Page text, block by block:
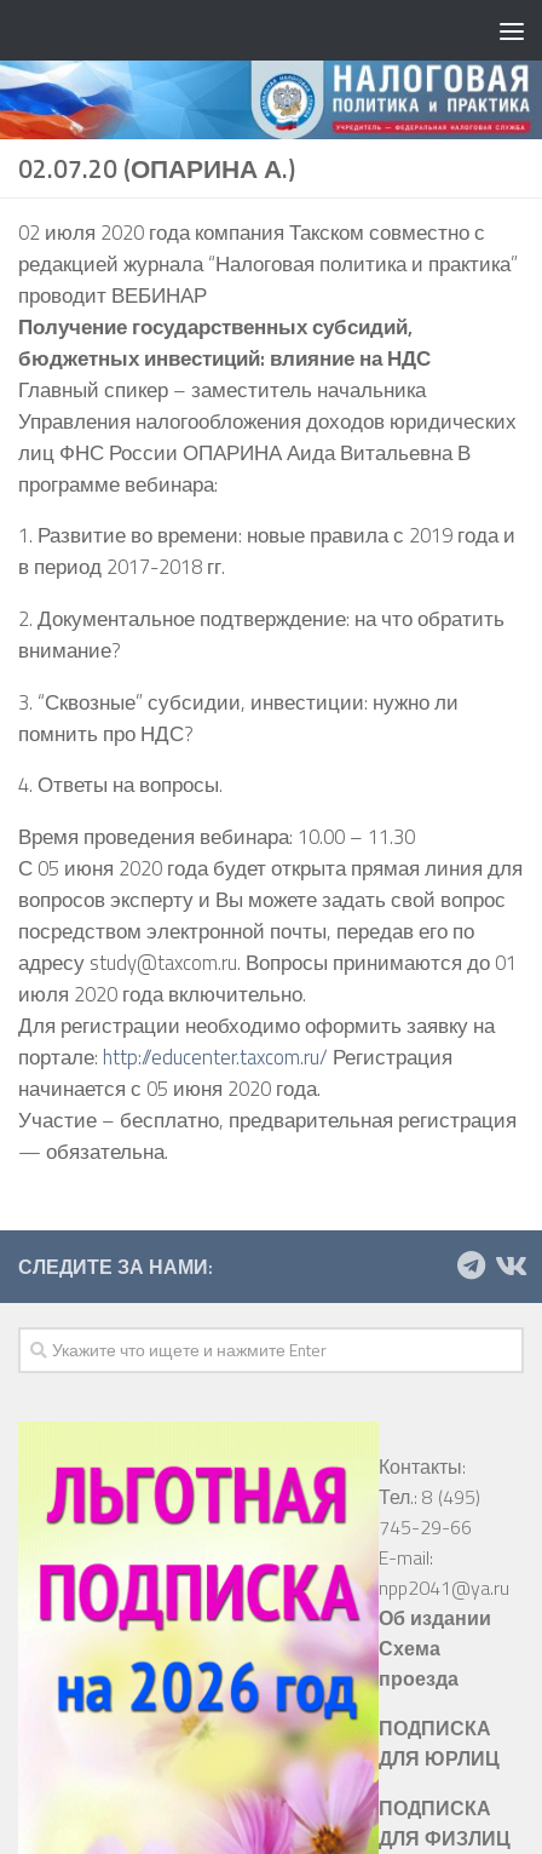
02.07.20 (ОПАРИНА А.)
02 июля 2020 года компания Такском совместно с
редакцией журнала “Налоговая политика и практика”
проводит ВЕБИНАР
Получение государственных субсидий,
бюджетных инвестиций: влияние на НДС
Главный спикер – заместитель начальника
Управления налогообложения доходов юридических
лиц ФНС России ОПАРИНА Аида Витальевна В
программе вебинара:
1. Развитие во времени: новые правила с 2019 года и
в период 2017-2018 гг.
2. Документальное подтверждение: на что обратить
внимание?
3. “Сквозные” субсидии, инвестиции: нужно ли
помнить про НДС?
4. Ответы на вопросы.
Время проведения вебинара: 10.00 – 11.30
С 05 июня 2020 года будет открыта прямая линия для
вопросов эксперту и Вы можете задать свой вопрос
посредством электронной почты, передав его по
адресу study@taxcom.ru. Вопросы принимаются до 01
июля 2020 года включительно.
Для регистрации необходимо оформить заявку на
портале: http://educenter.taxcom.ru/ Регистрация
начинается с 05 июня 2020 года.
Участие – бесплатно, предварительная регистрация
— обязательна.
СЛЕДИТЕ ЗА НАМИ:
Контакты:
Тел.: 8 (495)
745-29-66
E-mail:
npp2041@ya.ru
Об издании
Схема
проезда
ПОДПИСКА
ДЛЯ ЮРЛИЦ
ПОДПИСКА
ДЛЯ ФИЗЛИЦ